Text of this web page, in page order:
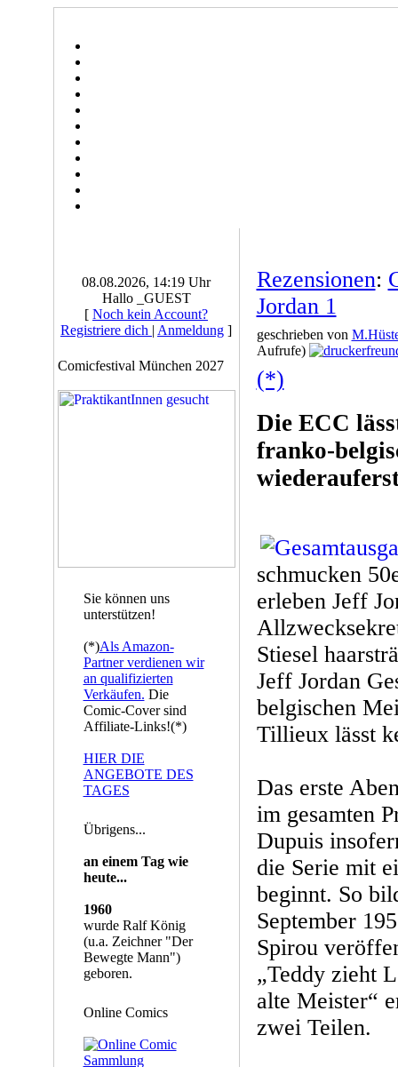
08.08.2026, 14:19 Uhr
Hallo _GUEST
[ Noch kein Account?
Registriere dich | Anmeldung ]
Comicfestival München 2027
Sie können uns
unterstützen!
(*)Als Amazon-
Partner verdienen wir
an qualifizierten
Verkäufen. Die
Comic-Cover sind
Affiliate-Links!(*)
HIER DIE
ANGEBOTE DES
TAGES
Übrigens...
an einem Tag wie
heute...
1960
wurde Ralf König
(u.a. Zeichner "Der
Bewegte Mann")
geboren.
Online Comics
Rezensionen:
Jordan 1
geschrieben von
Aufrufe)
(*)
Die ECC
franko-
schmucken
erleben Jeff
Stiesel
Jeff Jordan
belgischen
Tillieux lässt
Das erste
im gesamten
Dupuis
die Serie mit
beginnt. So
September
Spirou
„Teddy zieht
alte Meister“
zwei Teilen.